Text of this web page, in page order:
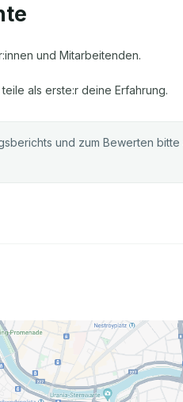
und Mitarbeitenden.
als erste:r deine Erfahrung.
und zum Bewerten bitte